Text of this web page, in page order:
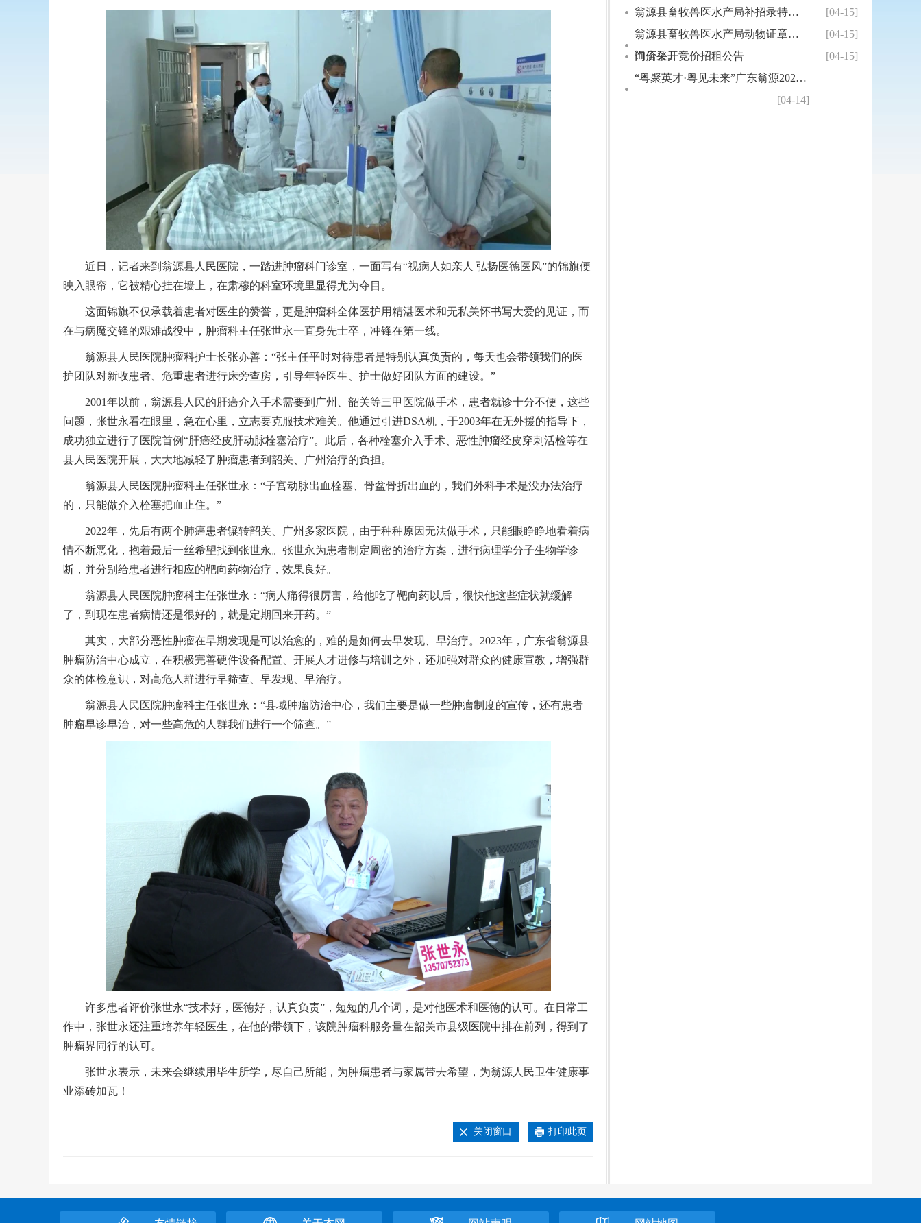
近日，记者来到翁源县人民医院，一踏进肿瘤科门诊室，一面写有“视病人如亲人 弘扬医德医风”的锦旗便
映入眼帘，它被精心挂在墙上，在肃穆的科室环境里显得尤为夺目。
这面锦旗不仅承载着患者对医生的赞誉，更是肿瘤科全体医护用精湛医术和无私关怀书写大爱的见证，而
在与病魔交锋的艰难战役中，肿瘤科主任张世永一直身先士卒，冲锋在第一线。
翁源县人民医院肿瘤科护士长张亦善：“张主任平时对待患者是特别认真负责的，每天也会带领我们的医
护团队对新收患者、危重患者进行床旁查房，引导年轻医生、护士做好团队方面的建设。”
2001年以前，翁源县人民的肝癌介入手术需要到广州、韶关等三甲医院做手术，患者就诊十分不便，这些
问题，张世永看在眼里，急在心里，立志要克服技术难关。他通过引进DSA机，于2003年在无外援的指导下，
成功独立进行了医院首例“肝癌经皮肝动脉栓塞治疗”。此后，各种栓塞介入手术、恶性肿瘤经皮穿刺活检等在
县人民医院开展，大大地减轻了肿瘤患者到韶关、广州治疗的负担。
翁源县人民医院肿瘤科主任张世永：“子宫动脉出血栓塞、骨盆骨折出血的，我们外科手术是没办法治疗
的，只能做介入栓塞把血止住。”
2022年，先后有两个肺癌患者辗转韶关、广州多家医院，由于种种原因无法做手术，只能眼睁睁地看着病
情不断恶化，抱着最后一丝希望找到张世永。张世永为患者制定周密的治疗方案，进行病理学分子生物学诊
断，并分别给患者进行相应的靶向药物治疗，效果良好。
翁源县人民医院肿瘤科主任张世永：“病人痛得很厉害，给他吃了靶向药以后，很快他这些症状就缓解
了，到现在患者病情还是很好的，就是定期回来开药。”
其实，大部分恶性肿瘤在早期发现是可以治愈的，难的是如何去早发现、早治疗。2023年，广东省翁源县
肿瘤防治中心成立，在积极完善硬件设备配置、开展人才进修与培训之外，还加强对群众的健康宣教，增强群
众的体检意识，对高危人群进行早筛查、早发现、早治疗。
翁源县人民医院肿瘤科主任张世永：“县域肿瘤防治中心，我们主要是做一些肿瘤制度的宣传，还有患者
肿瘤早诊早治，对一些高危的人群我们进行一个筛查。”
许多患者评价张世永“技术好，医德好，认真负责”，短短的几个词，是对他医术和医德的认可。在日常工
作中，张世永还注重培养年轻医生，在他的带领下，该院肿瘤科服务量在韶关市县级医院中排在前列，得到了
肿瘤界同行的认可。
张世永表示，未来会继续用毕生所学，尽自己所能，为肿瘤患者与家属带去希望，为翁源人民卫生健康事
业添砖加瓦！
关闭窗口 打印此页
翁源县畜牧兽医水产局补招录特聘动物防疫专员公告
[04-15]
翁源县畜牧兽医水产局动物证章标志
询价采...
[04-15]
门店公开竞价招租公告
[04-15]
“粤聚英才·粤见未来”广东翁源2025年
[04-14]